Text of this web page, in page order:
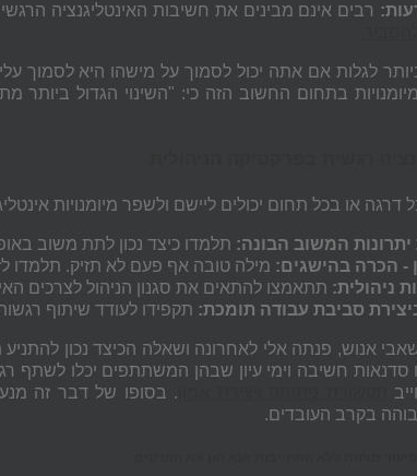
: רבים אינם מבינים את חשיבות האינטליגנציה
לגלות אם אתה יכול לסמוך על מישהו היא לסמוך
בתחום החשוב הזה כי: "השינוי הגדול ביותר
דרגה או בכל תחום יכולים ליישם ולשפר מיומנויות
יתרונות המשוב הבונה: תלמדו כיצד נכון לתת משוב
- הכרה בהישגים: מילה טובה אף פעם לא תזיק. תלמדו
ניהולית: תתאמצו להתאים את סגנון הניהול לצרכים
סביבת עבודה תומכת: תקפידו לעודד שיתוף
אנוש, פנתה אלי לאחרונה ושאלה הכיצד נכון
סדנאות חשיבה וימי עיון שבהן המשתתפים יכלו לשתף
. בסופו של דבר זה מנע
בקרב העובדים.